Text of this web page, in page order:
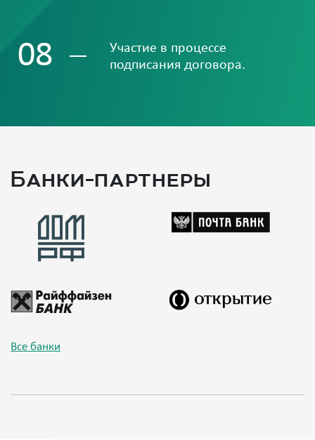
08
Участие в процессе
подписания договора.
Банки-партнеры
Все банки